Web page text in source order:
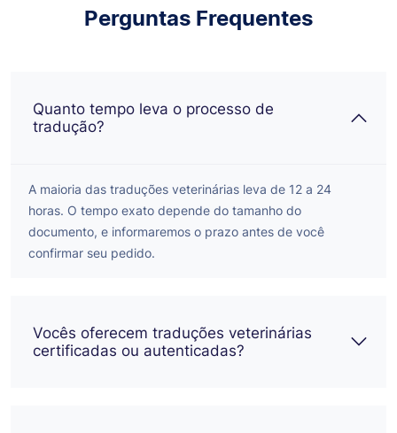
Perguntas Frequentes
Quanto tempo leva o processo de
tradução?
A maioria das traduções veterinárias leva de 12 a 24
horas. O tempo exato depende do tamanho do
documento, e informaremos o prazo antes de você
confirmar seu pedido.
Vocês oferecem traduções veterinárias
certificadas ou autenticadas?